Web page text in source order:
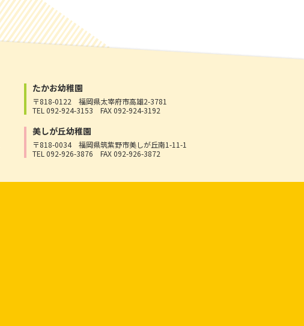
たかお幼稚園
〒818-0122 福岡県太宰府市高雄2-3781
TEL 092-924-3153 FAX 092-924-3192
美しが丘幼稚園
〒818-0034 福岡県筑紫野市美しが丘南1-11-1
TEL 092-926-3876 FAX 092-926-3872